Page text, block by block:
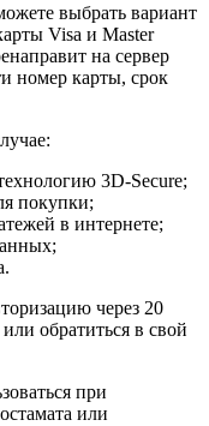
выбрать вариант
Visa и Master
на сервер
номер карты, срок
3D-Secure;
покупки;
в интернете;
через 20
обратиться в свой
при
или